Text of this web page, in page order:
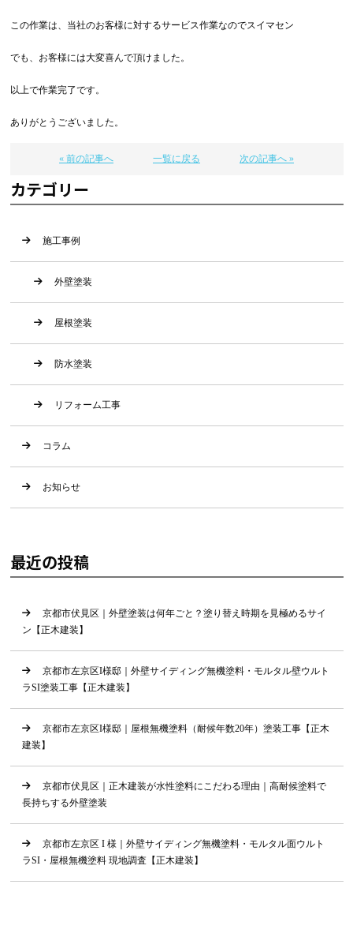
この作業は、当社のお客様に対するサービス作業なのでスイマセン
でも、お客様には大変喜んで頂けました。
以上で作業完了です。
ありがとうございました。
« 前の記事へ 一覧に戻る 次の記事へ »
カテゴリー
施工事例
外壁塗装
屋根塗装
防水塗装
リフォーム工事
コラム
お知らせ
最近の投稿
京都市伏見区｜外壁塗装は何年ごと？塗り替え時期を見極めるサイ
ン【正木建装】
京都市左京区I様邸｜外壁サイディング無機塗料・モルタル壁ウルト
ラSI塗装工事【正木建装】
京都市左京区I様邸｜屋根無機塗料（耐候年数20年）塗装工事【正木
建装】
京都市伏見区｜正木建装が水性塗料にこだわる理由｜高耐候塗料で
長持ちする外壁塗装
京都市左京区 I 様｜外壁サイディング無機塗料・モルタル面ウルト
ラSI・屋根無機塗料 現地調査【正木建装】